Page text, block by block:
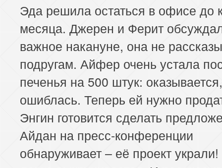
Эда решила остаться в офисе до
месяца. Джерен и Ферит
важное накануне, она не
подругам. Айфер очень устала
печенья на 500 штук:
ошиблась. Теперь ей нужно
Энгин готовится сделать
Айдан на пресс-конференции
обнаруживает – её проект